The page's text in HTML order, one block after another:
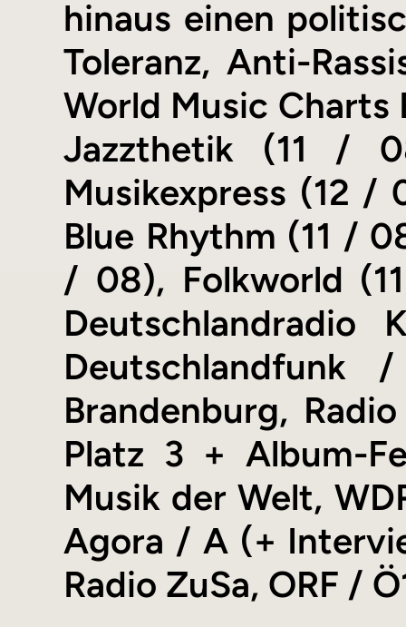
hinaus einen
Toleranz, Anti-
World Music
Jazzthetik (11 /
Musikexpress (12 /
Blue Rhythm (11 /
/ 08), Folkworld
Deutschlandradio
Deutschlandfunk
Brandenburg,
Platz 3 + Album-
Musik der Welt,
Agora / A (+
Radio ZuSa, ORF /